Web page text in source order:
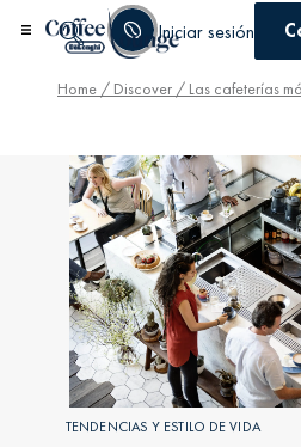
Iniciar sesión
Home / Discover / Las cafeterías
TENDENCIAS Y ESTILO DE VIDA